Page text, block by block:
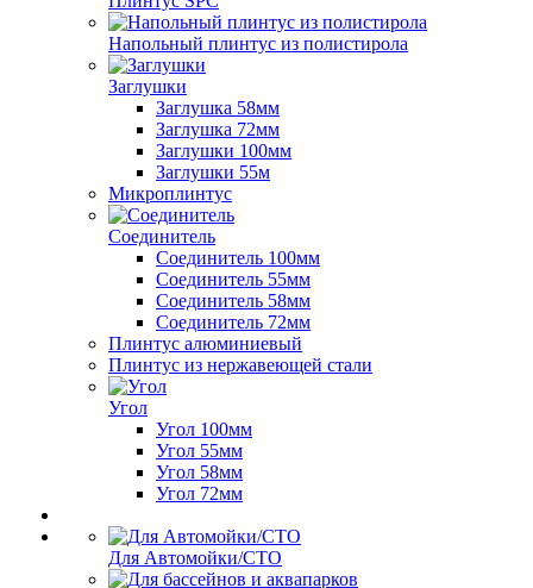
Напольный плинтус из полистирола
Заглушки
Заглушка 58мм
Заглушка 72мм
Заглушки 100мм
Заглушки 55м
Микроплинтус
Соединитель
Соединитель 100мм
Соединитель 55мм
Соединитель 58мм
Соединитель 72мм
Плинтус алюминиевый
Плинтус из нержавеющей стали
Угол
Угол 100мм
Угол 55мм
Угол 58мм
Угол 72мм
Для Автомойки/СТО